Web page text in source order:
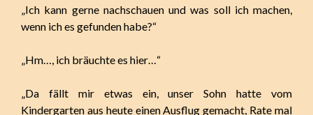
„Ich kann gerne nachschauen und was soll ich machen,
wenn ich es gefunden habe?“
„Hm…, ich bräuchte es hier…“
„Da fällt mir etwas ein, unser Sohn hatte vom
Kindergarten aus heute einen Ausflug gemacht, Rate mal